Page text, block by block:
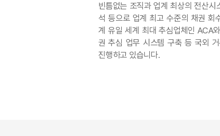
빈틈없는 조직과 업계 최상의 전산시
석 등으로 업계 최고 수준의 채권 회
계 유일 세계 최대 추심업체인 ACA와
권 추심 업무 시스템 구축 등 국외
진행하고 있습니다.